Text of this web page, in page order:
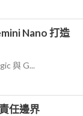
Nano 打造
與 G...
任邊界